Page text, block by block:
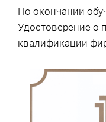
По окончании
Удостоверение о
квалификации